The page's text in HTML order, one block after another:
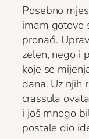
Posebno
imam gotovo
pronaći.
zelen, nego i
koje se
dana. Uz njih
crassula
i još mnogo
postale dio